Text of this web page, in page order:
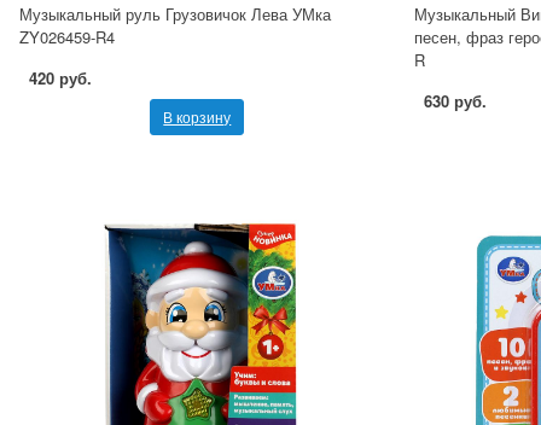
Музыкальный руль Грузовичок Лева УМка
ZY026459-R4
420 руб.
В корзину
Музыкальный
песен, фраз
R
630 руб.